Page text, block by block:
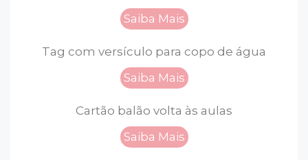
Saiba Mais
Tag com versículo para copo de água
Saiba Mais
Cartão balão volta às aulas
Saiba Mais